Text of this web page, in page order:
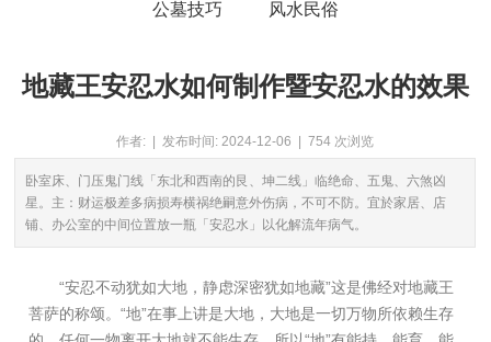
公墓技巧 风水民俗
地藏王安忍水如何制作暨安忍水的效果
作者: | 发布时间: 2024-12-06 | 754 次浏览
卧室床、门压鬼门线「东北和西南的艮、坤二线」临绝命、五鬼、六煞凶
星。主：财运极差多病损寿横祸绝嗣意外伤病，不可不防。宜於家居、店
铺、办公室的中间位置放一瓶「安忍水」以化解流年病气。
“安忍不动犹如大地，静虑深密犹如地藏”这是佛经对地藏王
菩萨的称颂。“地”在事上讲是大地，大地是一切万物所依赖生存